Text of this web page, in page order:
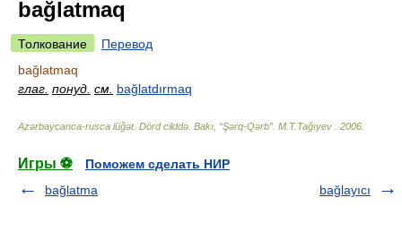
bağlatmaq
Толкование
Перевод
bağlatmaq
глаг. понуд. см. bağlatdırmaq
Azərbaycanca-rusca lüğət. Dörd cilddə. Bakı, “Şərq-Qərb” M.T.Tağıyev 2006
Игры ⚽
Поможем сделать НИР
bağlatma
bağlayıcı